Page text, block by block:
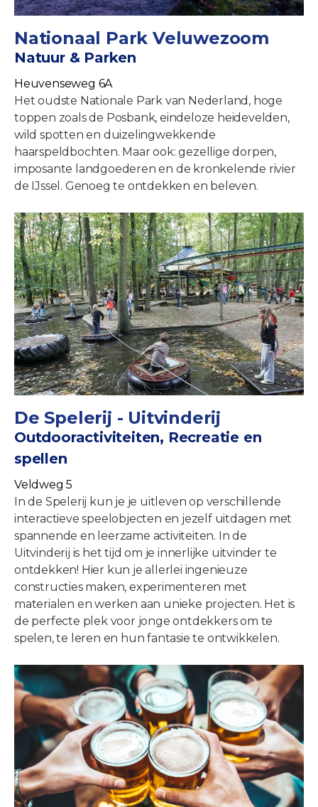
Nationaal Park Veluwezoom
Natuur & Parken
Heuvenseweg 6A
Het oudste Nationale Park van Nederland, hoge
toppen zoals de Posbank, eindeloze heidevelden,
wild spotten en duizelingwekkende
haarspeldbochten. Maar ook: gezellige dorpen,
imposante landgoederen en de kronkelende rivier
de IJssel. Genoeg te ontdekken en beleven.
De Spelerij - Uitvinderij
Outdooractiviteiten, Recreatie en
spellen
Veldweg 5
In de Spelerij kun je je uitleven op verschillende
interactieve speelobjecten en jezelf uitdagen met
spannende en leerzame activiteiten. In de
Uitvinderij is het tijd om je innerlijke uitvinder te
ontdekken! Hier kun je allerlei ingenieuze
constructies maken, experimenteren met
materialen en werken aan unieke projecten. Het is
de perfecte plek voor jonge ontdekkers om te
spelen, te leren en hun fantasie te ontwikkelen.